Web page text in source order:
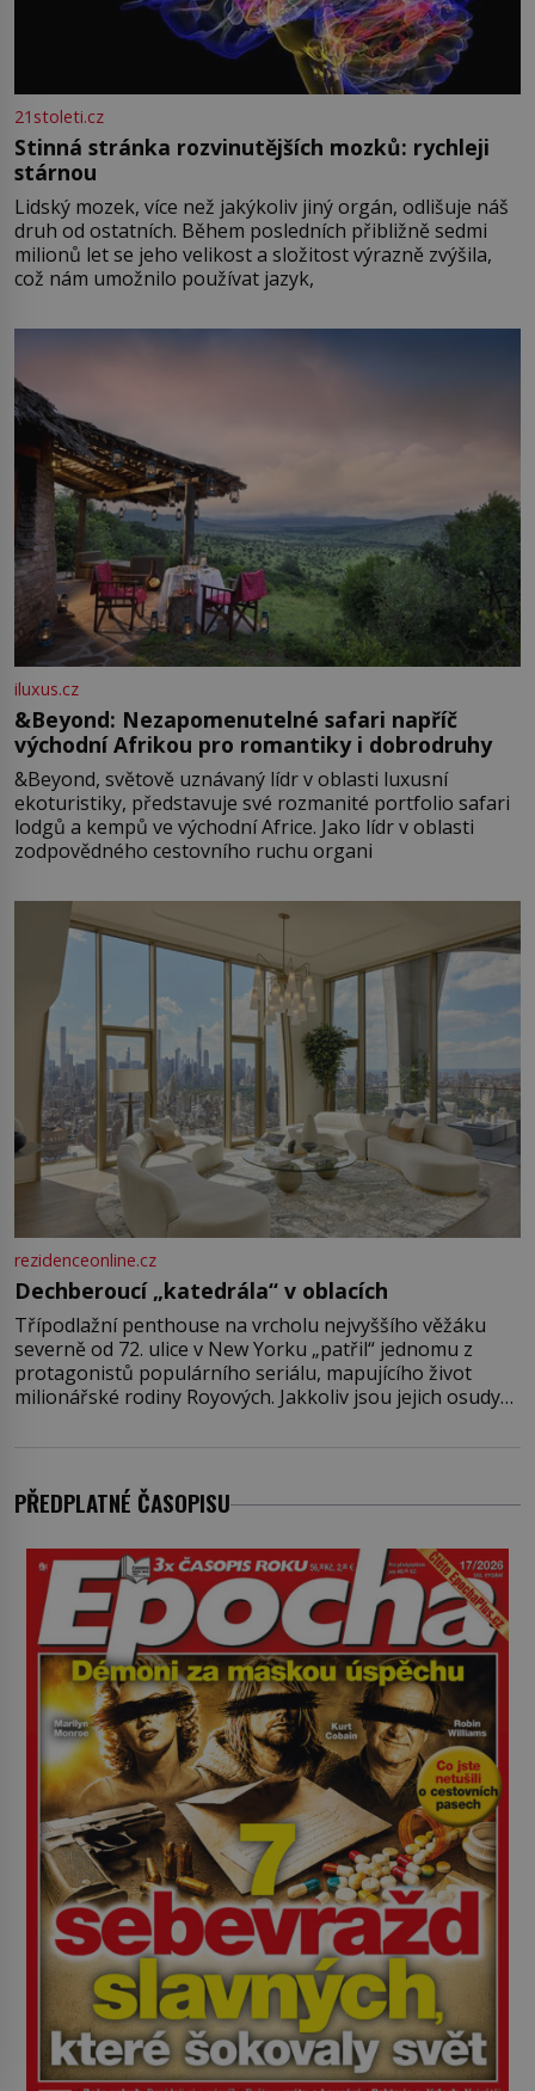
21stoleti.cz
Stinná stránka rozvinutějších mozků: rychleji
stárnou
Lidský mozek, více než jakýkoliv jiný orgán, odlišuje náš
druh od ostatních. Během posledních přibližně sedmi
milionů let se jeho velikost a složitost výrazně zvýšila,
což nám umožnilo používat jazyk,
iluxus.cz
&Beyond: Nezapomenutelné safari napříč
východní Afrikou pro romantiky i dobrodruhy
&Beyond, světově uznávaný lídr v oblasti luxusní
ekoturistiky, představuje své rozmanité portfolio safari
lodgů a kempů ve východní Africe. Jako lídr v oblasti
zodpovědného cestovního ruchu organi
rezidenceonline.cz
Dechberoucí „katedrála“ v oblacích
Třípodlažní penthouse na vrcholu nejvyššího věžáku
severně od 72. ulice v New Yorku „patřil“ jednomu z
protagonistů populárního seriálu, mapujícího život
milionářské rodiny Royových. Jakkoliv jsou jejich osudy
jenom jednou z nemovitostí
PŘEDPLATNÉ ČASOPISU